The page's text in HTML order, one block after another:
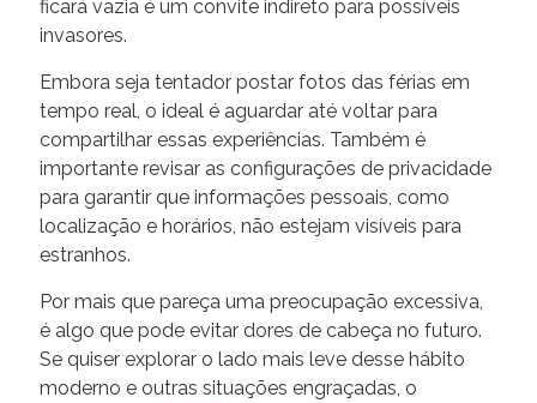
ficará vazia é um convite indireto para possíveis
invasores.
Embora seja tentador postar fotos das férias em
tempo real, o ideal é aguardar até voltar para
compartilhar essas experiências. Também é
importante revisar as configurações de privacidade
para garantir que informações pessoais, como
localização e horários, não estejam visíveis para
estranhos.
Por mais que pareça uma preocupação excessiva,
é algo que pode evitar dores de cabeça no futuro.
Se quiser explorar o lado mais leve desse hábito
moderno e outras situações engraçadas, o